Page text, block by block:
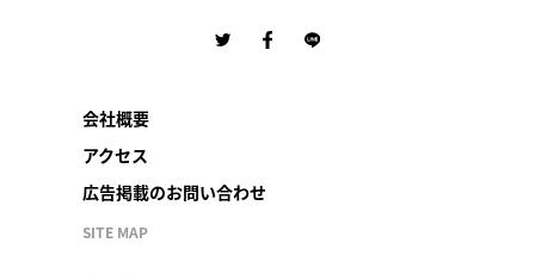
会社概要
アクセス
広告掲載のお問い合わせ
SITE MAP